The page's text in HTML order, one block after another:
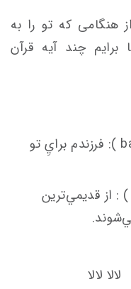
هنگامی که تو را به
چند آیه قرآن
): فرزندم برايِ تو
1ـ ديلِم و دَنكو (dilem -o-danku ) : از قديمي‌ترين
لالا